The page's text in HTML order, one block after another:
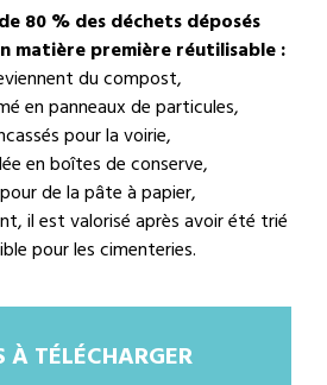
80 % des déchets déposés
matière première réutilisable :
du compost,
en panneaux de particules,
pour la voirie,
en boîtes de conserve,
de la pâte à papier,
il est valorisé après avoir été trié
pour les cimenteries.
TÉLÉCHARGER